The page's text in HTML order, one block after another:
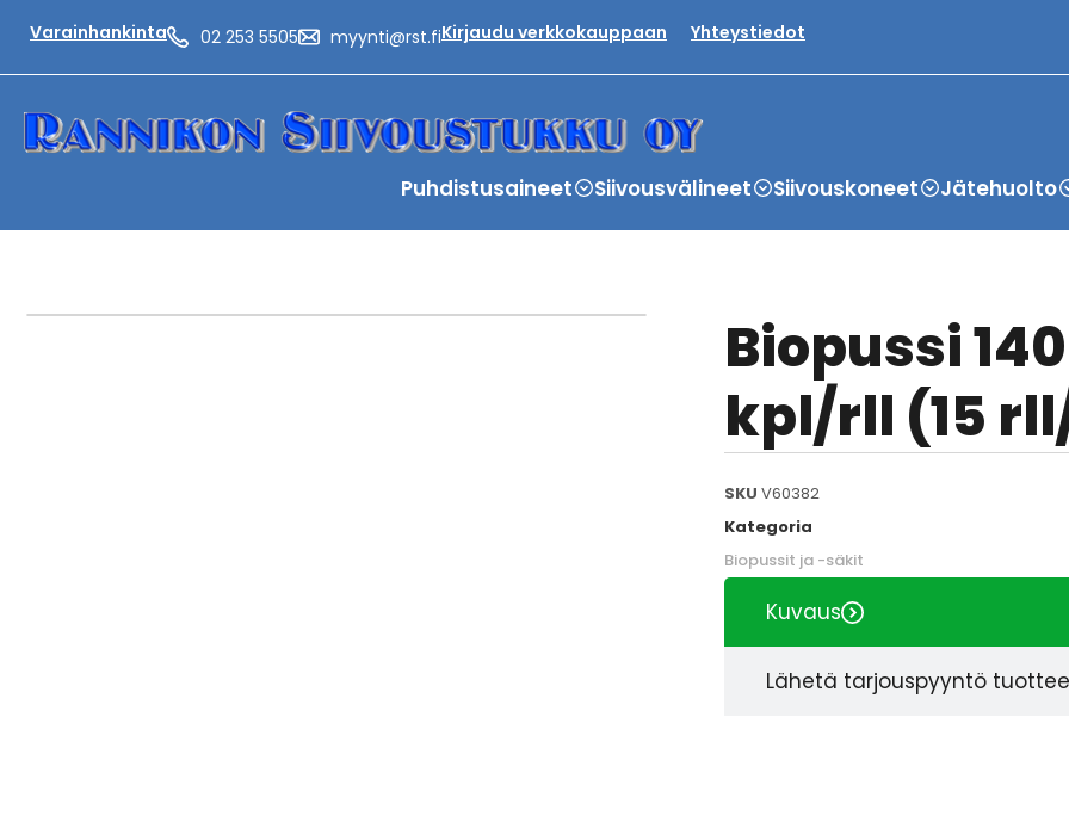
Varainhankinta 02 253 5505 myynti@rst.fiKirjaudu verkkokauppaan Yhteystiedot
Puhdistusaineet Siivousvälineet Siivouskoneet Jätehuolto
Biopussi
kpl/rll (15
SKU V60382
Kategoria
Biopussit ja -säkit
Kuvaus
Lähetä tarjouspyyntö